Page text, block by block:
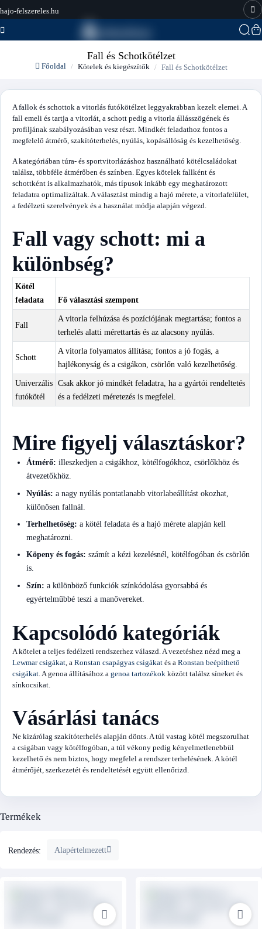
hajo-felszereles.hu
Fall és Schotkötélzet
Főoldal Kötelek és kiegészítők Fall és Schotkötélzet
A fallok és schottok a vitorlás futókötélzet leggyakrabban kezelt elemei. A
fall emeli és tartja a vitorlát, a schott pedig a vitorla állásszögének és
profiljának szabályozásában vesz részt. Mindkét feladathoz fontos a
megfelelő átmérő, szakítóterhelés, nyúlás, kopásállóság és kezelhetőség.
A kategóriában túra- és sportvitorlázáshoz használható kötélcsaládokat
találsz, többféle átmérőben és színben. Egyes kötelek fallként és
schottként is alkalmazhatók, más típusok inkább egy meghatározott
feladatra optimalizáltak. A választást mindig a hajó mérete, a vitorlafelület,
a fedélzeti szerelvények és a használat módja alapján végezd.
Fall vagy schott: mi a
különbség?
Kötél
feladata
Fő választási szempont
Fall
A vitorla felhúzása és pozíciójának megtartása; fontos a
terhelés alatti mérettartás és az alacsony nyúlás.
Schott
A vitorla folyamatos állítása; fontos a jó fogás, a
hajlékonyság és a csigákon, csörlőn való kezelhetőség.
Univerzális
futókötél
Csak akkor jó mindkét feladatra, ha a gyártói rendeltetés
és a fedélzeti méretezés is megfelel.
Mire figyelj választáskor?
Átmérő: illeszkedjen a csigákhoz, kötélfogókhoz, csörlőkhöz és
átvezetőkhöz.
Nyúlás: a nagy nyúlás pontatlanabb vitorlabeállítást okozhat,
különösen fallnál.
Terhelhetőség: a kötél feladata és a hajó mérete alapján kell
meghatározni.
Köpeny és fogás: számít a kézi kezelésnél, kötélfogóban és csörlőn
is.
Szín: a különböző funkciók színkódolása gyorsabbá és
egyértelműbbé teszi a manővereket.
Kapcsolódó kategóriák
A kötelet a teljes fedélzeti rendszerhez válaszd. A vezetéshez nézd meg a
Lewmar csigákat, a Ronstan csapágyas csigákat és a Ronstan beépíthető
csigákat. A genoa állításához a genoa tartozékok között találsz síneket és
sínkocsikat.
Vásárlási tanács
Ne kizárólag szakítóterhelés alapján dönts. A túl vastag kötél megszorulhat
a csigában vagy kötélfogóban, a túl vékony pedig kényelmetlenebbül
kezelhető és nem biztos, hogy megfelel a rendszer terhelésének. A kötél
átmérőjét, szerkezetét és rendeltetését együtt ellenőrizd.
Termékek
Rendezés: Alapértelmezett